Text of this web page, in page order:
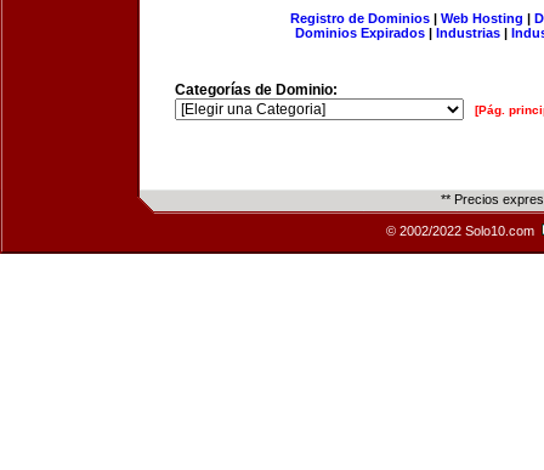
Registro de Dominios| Web Hosting |
Dominios Expirados | Industrias |
Categorías de Dominio:
[Pág.
** Precios
© 2002/2022 Solo10.com